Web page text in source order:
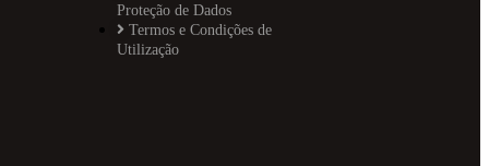
Proteção de Dados
Termos e Condições de
Utilização